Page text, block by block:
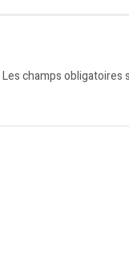
Les champs obligatoires